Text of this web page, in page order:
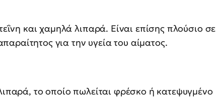
και χαμηλά λιπαρά. Είναι επίσης πλούσιο σε
για την υγεία του αίματος.
το οποίο πωλείται φρέσκο ή κατεψυγμένο